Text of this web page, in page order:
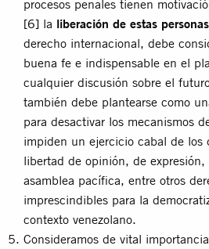
procesos penales tienen
[6] la liberación de estas personas
derecho internacional, debe
buena fe e indispensable en el
cualquier discusión sobre el
también debe plantearse como
para desactivar los mecanismos
impiden un ejercicio cabal de los
libertad de opinión, de
asamblea pacífica, entre otros
imprescindibles para la
contexto venezolano.
Consideramos de vital